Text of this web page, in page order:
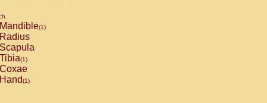
Mandible(1)
Radius
Scapula
Tibia(1)
Coxae
Hand(1)